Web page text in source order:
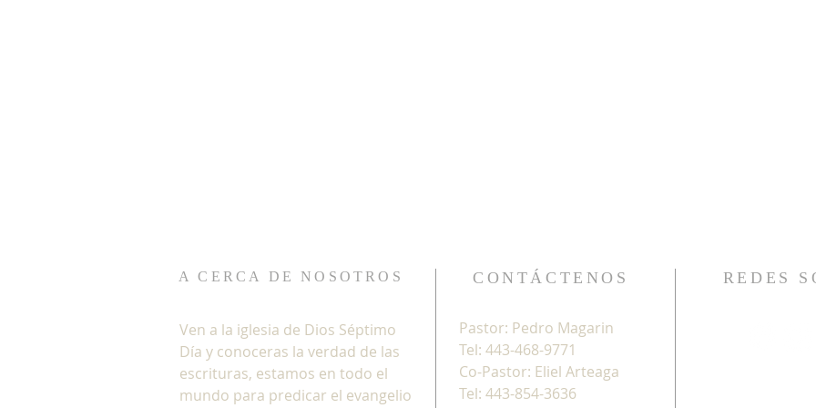
A CERCA DE NOSOTROS
Ven a la iglesia de Dios Séptimo
Día y conoceras la verdad de las
escrituras, estamos en todo el
mundo para predicar el evangelio
CONTÁCTENOS
Pastor: Pedro Magarin
Tel: 443-468-9771
Co-Pastor: Eliel Arteaga
Tel: 443-854-3636
REDES